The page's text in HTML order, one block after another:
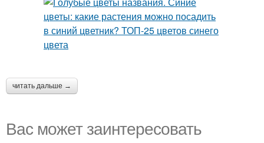
читать дальше →
Вас может заинтересовать